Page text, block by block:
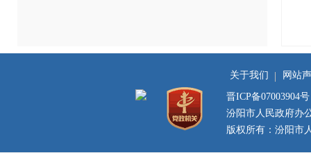
关于我们 网站
晋ICP备07003904号
汾阳市人民政府办
版权所有：汾阳市